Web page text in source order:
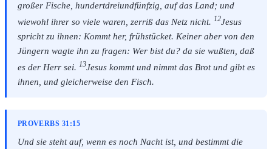
großer Fische, hundertdreiundfünfzig, auf das Land; und
wiewohl ihrer so viele waren, zerriß das Netz nicht. 12Jesus
spricht zu ihnen: Kommt her, frühstücket. Keiner aber von den
Jüngern wagte ihn zu fragen: Wer bist du? da sie wußten, daß
es der Herr sei. 13Jesus kommt und nimmt das Brot und gibt es
ihnen, und gleicherweise den Fisch.
PROVERBS 31:15
Und sie steht auf, wenn es noch Nacht ist, und bestimmt die